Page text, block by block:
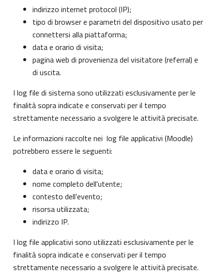
indirizzo internet protocol (IP);
tipo di browser e parametri del dispositivo usato per
connettersi alla piattaforma;
data e orario di visita;
pagina web di provenienza del visitatore (referral) e
di uscita.
I log file di sistema sono utilizzati esclusivamente per le
finalità sopra indicate e conservati per il tempo
strettamente necessario a svolgere le attività precisate.
Le informazioni raccolte nei log file applicativi (Moodle)
potrebbero essere le seguenti:
data e orario di visita;
nome completo dell'utente;
contesto dell'evento;
risorsa utilizzata;
indirizzo IP.
I log file applicativi sono utilizzati esclusivamente per le
finalità sopra indicate e conservati per il tempo
strettamente necessario a svolgere le attività precisate.